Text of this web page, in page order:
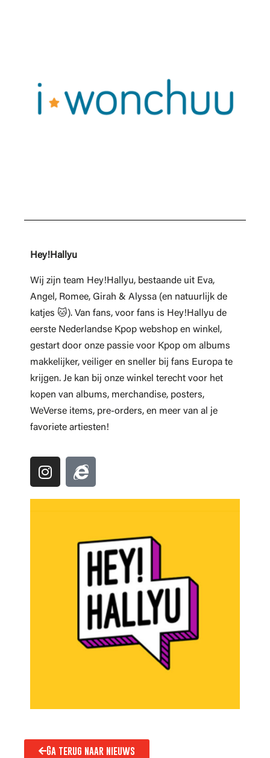
Hey!Hallyu
Wij zijn team Hey!Hallyu, bestaande uit Eva,
Angel, Romee, Girah & Alyssa (en natuurlijk de
katjes 🐱). Van fans, voor fans is Hey!Hallyu de
eerste Nederlandse Kpop webshop en winkel,
gestart door onze passie voor Kpop om albums
makkelijker, veiliger en sneller bij fans Europa te
krijgen. Je kan bij onze winkel terecht voor het
kopen van albums, merchandise, posters,
WeVerse items, pre-orders, en meer van al je
favoriete artiesten!
Ga terug naar nieuws